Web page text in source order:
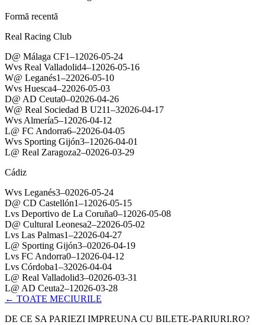
Formă recentă
Real Racing Club
D@ Málaga CF1–1 2026-05-24
Wvs Real Valladolid4–1 2026-05-16
W@ Leganés1–22026-05-10
Wvs Huesca4–22026-05-03
D@ AD Ceuta0–02026-04-26
W@ Real Sociedad B U211–32026-04-17
Wvs Almería5–1 2026-04-12
L@ FC Andorra6–22026-04-05
Wvs Sporting Gijón3–1 2026-04-01
L@ Real Zaragoza2–02026-03-29
Cádiz
Wvs Leganés3–02026-05-24
D@ CD Castellón1–1 2026-05-15
Lvs Deportivo de La Coruña0–1 2026-05-08
D@ Cultural Leonesa2–22026-05-02
Lvs Las Palmas1–22026-04-27
L@ Sporting Gijón3–02026-04-19
Lvs FC Andorra0–1 2026-04-12
Lvs Córdoba1–32026-04-04
L@ Real Valladolid3–02026-03-31
L@ AD Ceuta2–1 2026-03-28
← TOATE MECIURILE
DE CE SA PARIEZI IMPREUNA CU BILETE-PARIURI.RO?